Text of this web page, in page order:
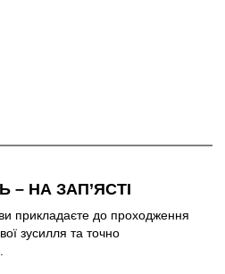
– НА ЗАП’ЯСТІ
прикладаєте до проходження
зусилля та точно